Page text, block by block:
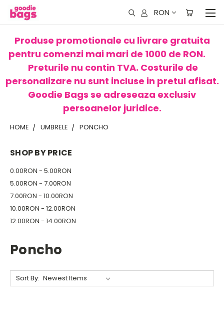
RON
Produse promotionale cu livrare gratuita
pentru comenzi mai mari de 1000 de RON.
Preturile nu contin TVA. Costurile de
personalizare nu sunt incluse in pretul afisat.
Goodie Bags se adreseaza exclusiv
persoanelor juridice.
HOME UMBRELE PONCHO
SHOP BY PRICE
0.00RON - 5.00RON
5.00RON - 7.00RON
7.00RON - 10.00RON
10.00RON - 12.00RON
12.00RON - 14.00RON
Poncho
Sort By: